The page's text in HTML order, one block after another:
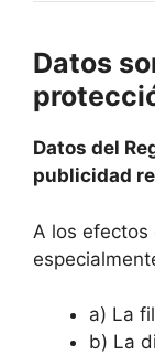
Datos
Datos del
publicidad
A los efectos
a) La
b) La